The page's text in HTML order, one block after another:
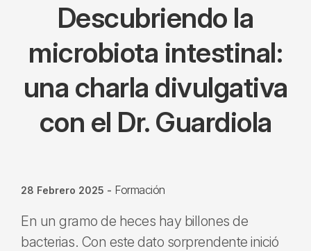
Descubriendo la
microbiota intestinal:
una charla divulgativa
con el Dr. Guardiola
28 Febrero 2025 - Formación
En un gramo de heces hay billones de
bacterias. Con este dato sorprendente inició